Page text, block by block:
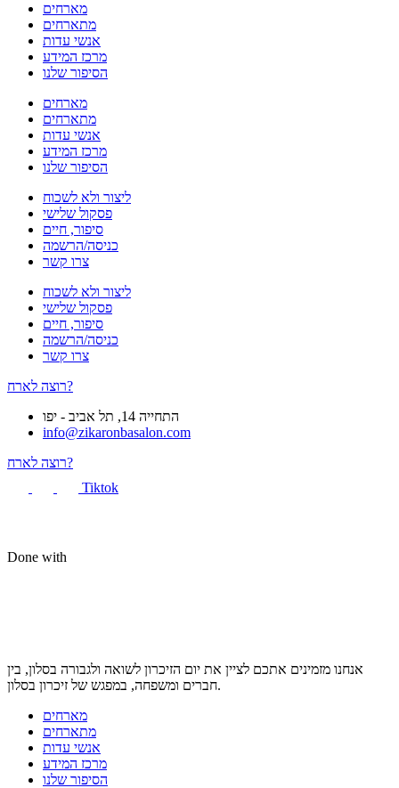
מארחים
מתארחים
אנשי עדות
מרכז המידע
הסיפור שלנו
מארחים
מתארחים
אנשי עדות
מרכז המידע
הסיפור שלנו
ליצור ולא לשכוח
פסקול שלישי
סיפור, חיים
כניסה/הרשמה
צרו קשר
ליצור ולא לשכוח
פסקול שלישי
סיפור, חיים
כניסה/הרשמה
צרו קשר
רוצה לארח?
התחייה 14, תל אביב - יפו
info@zikaronbasalon.com
רוצה לארח?
Tiktok
Done with
אנחנו מזמינים אתכם לציין את יום הזיכרון לשואה ולגבורה בסלון, בין
חברים ומשפחה, במפגש של זיכרון בסלון.
מארחים
מתארחים
אנשי עדות
מרכז המידע
הסיפור שלנו